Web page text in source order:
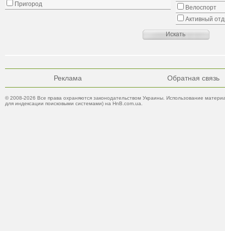
Пригород
Велоспорт
Активный
Реклама Обратная связь
© 2008-2026 Все права охраняются законодательством Украины. Использование
для индексации поисковыми системами) на HnB.com.ua.